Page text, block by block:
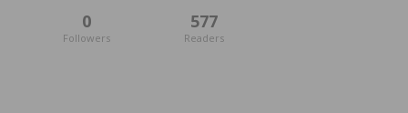
0
Followers
577
Readers